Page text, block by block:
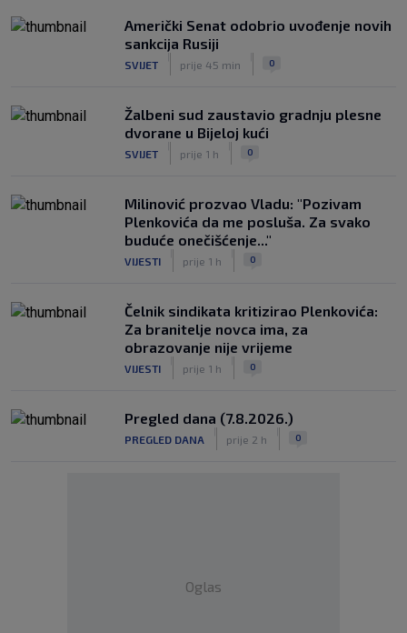
Američki Senat odobrio uvođenje novih
sankcija Rusiji
SVIJET prije 45 min 0
Žalbeni sud zaustavio gradnju plesne
dvorane u Bijeloj kući
SVIJET prije 1 h 0
Milinović prozvao Vladu: "Pozivam
Plenkovića da me posluša. Za svako
buduće onečišćenje..."
VIJESTI prije 1 h 0
Čelnik sindikata kritizirao Plenkovića:
Za branitelje novca ima, za
obrazovanje nije vrijeme
VIJESTI prije 1 h 0
Pregled dana (7.8.2026.)
PREGLED DANA prije 2 h 0
Oglas